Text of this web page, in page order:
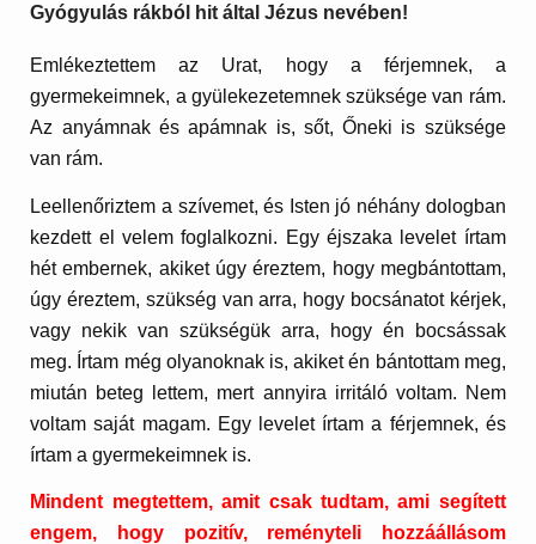
Gyógyulás rákból hit által Jézus nevében!
Emlékeztettem az Urat, hogy a férjemnek, a
gyermekeimnek, a gyülekezetemnek szüksége van rám.
Az anyámnak és apámnak is, sőt, Őneki is szüksége
van rám.
Leellenőriztem a szívemet, és Isten jó néhány dologban
kezdett el velem foglalkozni. Egy éjszaka levelet írtam
hét embernek, akiket úgy éreztem, hogy megbántottam,
úgy éreztem, szükség van arra, hogy bocsánatot kérjek,
vagy nekik van szükségük arra, hogy én bocsássak
meg. Írtam még olyanoknak is, akiket én bántottam meg,
miután beteg lettem, mert annyira irritáló voltam. Nem
voltam saját magam. Egy levelet írtam a férjemnek, és
írtam a gyermekeimnek is.
Mindent megtettem, amit csak tudtam, ami segített
engem, hogy pozitív, reményteli hozzáállásom